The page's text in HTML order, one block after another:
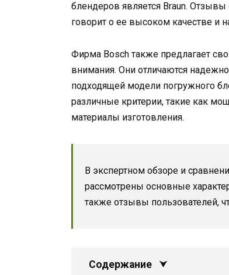
блендеров является Braun.
говорит о ее высоком качестве и
Фирма Bosch также предлагает
внимания. Они отличаются
подходящей модели погружного
различные критерии, такие как
материалы изготовления.
В экспертном обзоре и
рассмотрены основные
также отзывы пользователей,
Содержание